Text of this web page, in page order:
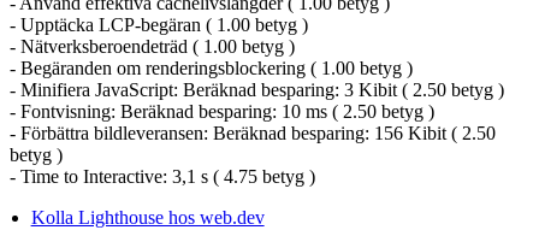
- Upptäcka LCP-begäran ( 1.00 betyg )
- Nätverksberoendeträd ( 1.00 betyg )
- Begäranden om renderingsblockering ( 1.00 betyg )
- Minifiera JavaScript: Beräknad besparing: 3 Kibit ( 2.50 betyg )
- Fontvisning: Beräknad besparing: 10 ms ( 2.50 betyg )
- Förbättra bildleveransen: Beräknad besparing: 156 Kibit ( 2.50
betyg )
- Time to Interactive: 3,1 s ( 4.75 betyg )
Kolla Lighthouse hos web.dev